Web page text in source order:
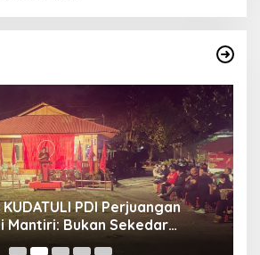
PDI Perjuangan
Mantiri: Bukan Sekedar